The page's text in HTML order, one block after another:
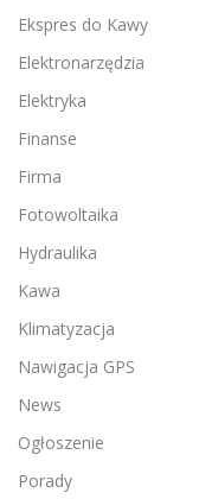
Ekspres do Kawy
Elektronarzędzia
Elektryka
Finanse
Firma
Fotowoltaika
Hydraulika
Kawa
Klimatyzacja
Nawigacja GPS
News
Ogłoszenie
Porady